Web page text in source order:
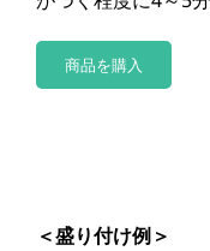
商品を購入
＜盛り付け例＞